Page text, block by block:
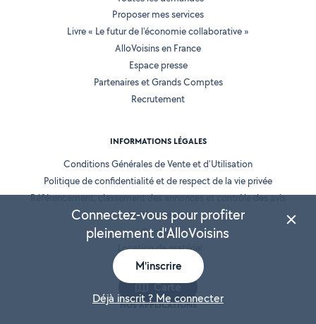
Carte
Proposer mes services
Livre « Le futur de l'économie collaborative »
AlloVoisins en France
Espace presse
Partenaires et Grands Comptes
Recrutement
INFORMATIONS LÉGALES
Conditions Générales de Vente et d'Utilisation
Politique de confidentialité et de respect de la vie privée
Référencement, classement des annonces et contrôle des avis
Mentions légales
Cookies
Location de matériel
Prestation de services
NOS APPLICATIONS
Connectez-vous pour profiter
pleinement d'AlloVoisins
M'inscrire
Déjà inscrit ? Me connecter